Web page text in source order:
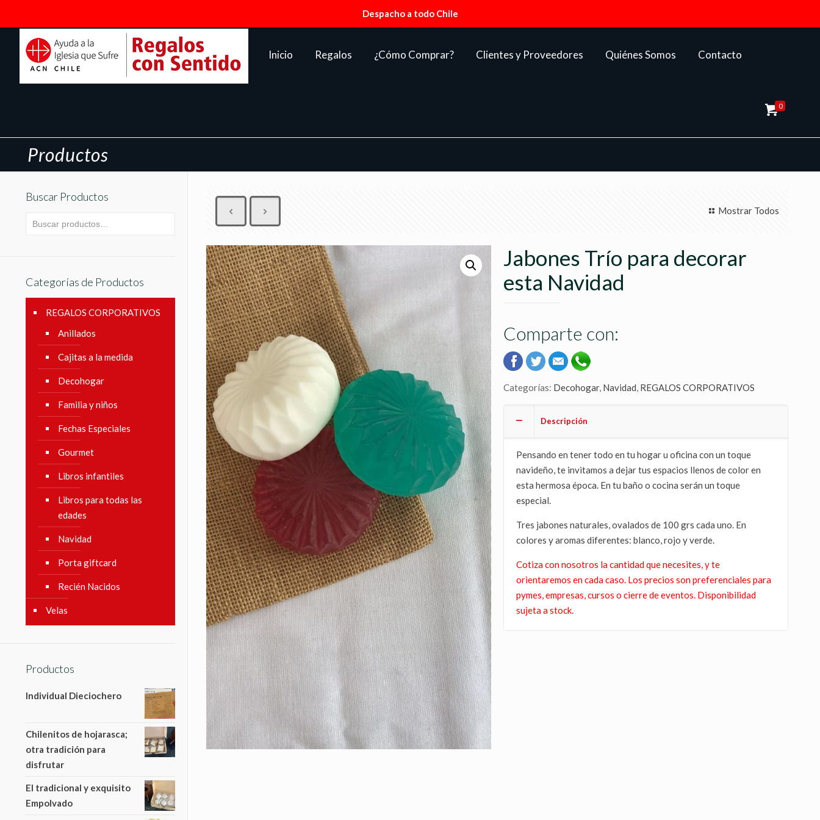
Despacho a todo Chile
Inicio Regalos ¿Cómo Comprar? Clientes y Proveedores Quiénes Somos Contacto
0
Productos
Mostrar Todos
Jabones Trío para decorar
esta Navidad
Comparte con:
Categorías: Decohogar, Navidad, REGALOS CORPORATIVOS
Descripción
Pensando en tener todo en tu hogar u oficina con un toque
navideño, te invitamos a dejar tus espacios llenos de color en
esta hermosa época. En tu baño o cocina serán un toque
especial.
Tres jabones naturales, ovalados de 100 grs cada uno. En
colores y aromas diferentes: blanco, rojo y verde.
Cotiza con nosotros la cantidad que necesites, y te
orientaremos en cada caso. Los precios son preferenciales para
pymes, empresas, cursos o cierre de eventos. Disponibilidad
sujeta a stock.
Buscar Productos
Categorías de Productos
REGALOS CORPORATIVOS
Anillados
Cajitas a la medida
Decohogar
Familia y niños
Fechas Especiales
Gourmet
Libros infantiles
Libros para todas las
edades
Navidad
Porta giftcard
Recién Nacidos
Velas
Productos
Individual Dieciochero
Chilenitos de hojarasca;
otra tradición para
disfrutar
El tradicional y exquisito
Empolvado